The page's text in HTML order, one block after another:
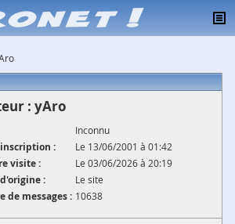
: yAro
Inconnu
: Le 13/06/2001 à 01:42
visite : Le 03/06/2026 à 20:19
: Le site
de messages : 10638